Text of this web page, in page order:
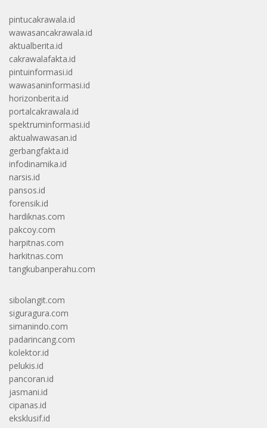
pintucakrawala.id
wawasancakrawala.id
aktualberita.id
cakrawalafakta.id
pintuinformasi.id
wawasaninformasi.id
horizonberita.id
portalcakrawala.id
spektruminformasi.id
aktualwawasan.id
gerbangfakta.id
infodinamika.id
narsis.id
pansos.id
forensik.id
hardiknas.com
pakcoy.com
harpitnas.com
harkitnas.com
tangkubanperahu.com
sibolangit.com
siguragura.com
simanindo.com
padarincang.com
kolektor.id
pelukis.id
pancoran.id
jasmani.id
cipanas.id
eksklusif.id